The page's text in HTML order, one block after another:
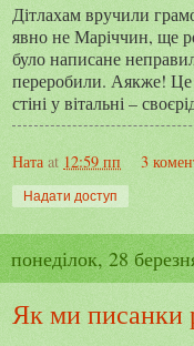
Дітлахам вручили
явно не Маріччин, ще
було написане
переробили. Аякже! Це
стіні у вітальні –
Ната at 12:59 пп 3
Надати доступ
понеділок, 28
Як ми писанки